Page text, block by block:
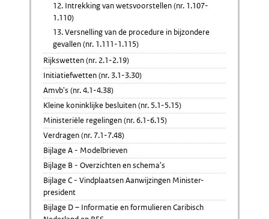
12. Intrekking van wetsvoorstellen (nr. 1.107-
1.110)
13. Versnelling van de procedure in bijzondere
gevallen (nr. 1.111-1.115)
Rijkswetten (nr. 2.1-2.19)
Initiatiefwetten (nr. 3.1-3.30)
Amvb's (nr. 4.1-4.38)
Kleine koninklijke besluiten (nr. 5.1-5.15)
Ministeriële regelingen (nr. 6.1-6.15)
Verdragen (nr. 7.1-7.48)
Bijlage A - Modelbrieven
Bijlage B - Overzichten en schema's
Bijlage C - Vindplaatsen Aanwijzingen Minister-
president
Bijlage D – Informatie en formulieren Caribisch